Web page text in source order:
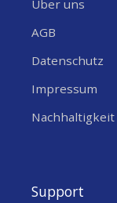
Über uns
AGB
Datenschutz
Impressum
Nachhaltigkeit
Support